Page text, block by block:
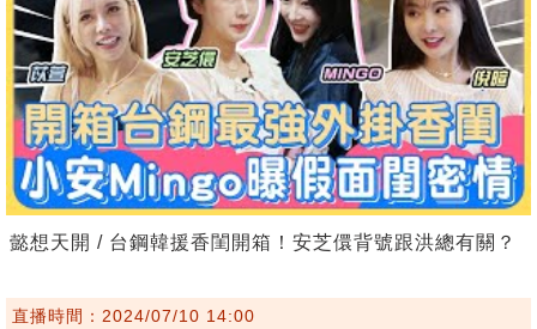
懿想天開 / 台鋼韓援香閨開箱！安芝儇背號跟洪總有關？
直播時間：2024/07/10 14:00